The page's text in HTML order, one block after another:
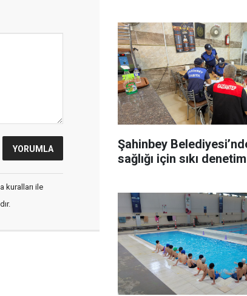
kuralları ile
Şahinbey
sağlığı için sıkı denetim